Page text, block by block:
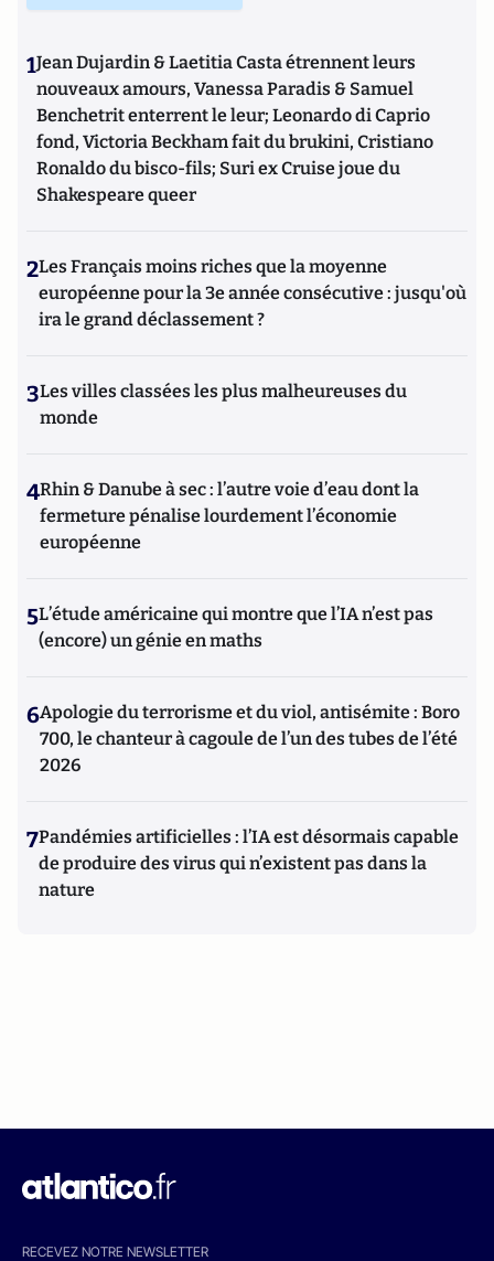
1Jean Dujardin & Laetitia Casta étrennent leurs
nouveaux amours, Vanessa Paradis & Samuel
Benchetrit enterrent le leur; Leonardo di Caprio
fond, Victoria Beckham fait du brukini, Cristiano
Ronaldo du bisco-fils; Suri ex Cruise joue du
Shakespeare queer
2Les Français moins riches que la moyenne
européenne pour la 3e année consécutive : jusqu'où
ira le grand déclassement ?
3Les villes classées les plus malheureuses du
monde
4Rhin & Danube à sec : l’autre voie d’eau dont la
fermeture pénalise lourdement l’économie
européenne
5L’étude américaine qui montre que l’IA n’est pas
(encore) un génie en maths
6Apologie du terrorisme et du viol, antisémite : Boro
700, le chanteur à cagoule de l’un des tubes de l’été
2026
7Pandémies artificielles : l’IA est désormais capable
de produire des virus qui n’existent pas dans la
nature
RECEVEZ NOTRE NEWSLETTER